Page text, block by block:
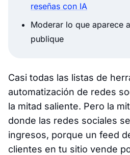
reseñas con IA
Moderar lo que aparece
publique
Casi todas las listas de
automatización de redes
la mitad saliente. Pero la
donde las redes sociales
ingresos, porque un feed
clientes en tu sitio vende